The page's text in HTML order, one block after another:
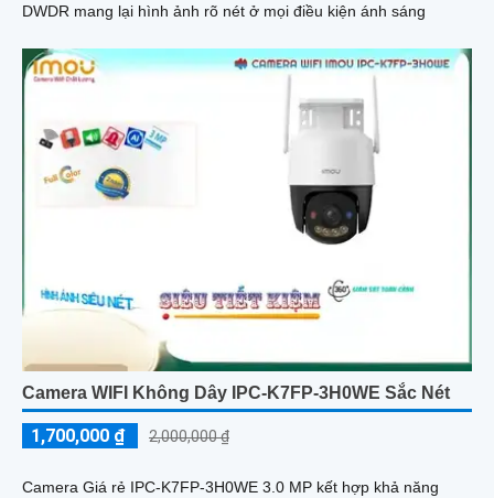
DWDR mang lại hình ảnh rõ nét ở mọi điều kiện ánh sáng
Camera WIFI Không Dây IPC-K7FP-3H0WE Sắc Nét
1,700,000 ₫ 2,000,000 ₫
Camera Giá rẻ IPC-K7FP-3H0WE 3.0 MP kết hợp khả năng